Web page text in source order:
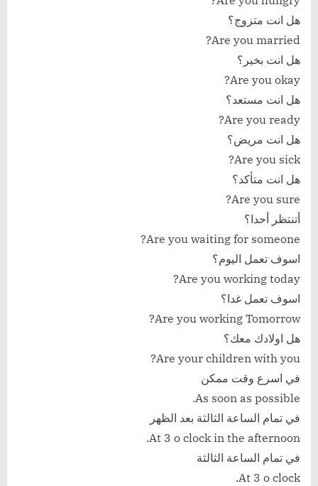
هل انت متزوج؟
Are you married?
هل انت بخير؟
Are you okay?
هل انت مستعد؟
Are you ready?
هل انت مريض؟
Are you sick?
هل انت متأكد؟
Are you sure?
أتنتظر أحدا؟
Are you waiting for someone?
اسوف تعمل اليوم؟
Are you working today?
اسوف تعمل غدا؟
Are you working Tomorrow?
هل اولادك معك؟
Are your children with you?
في اسرع وقت ممكن
As soon as possible.
في تمام الساعة الثالثة بعد الظهر
At 3 o clock in the afternoon.
في تمام الساعة الثالثة
At 3 o clock.